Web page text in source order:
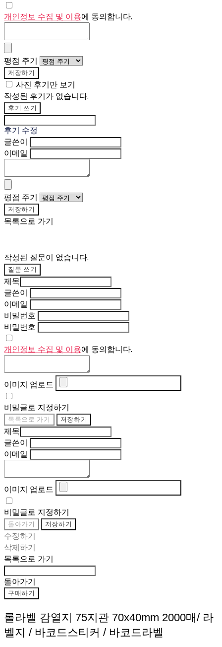
개인정보 수집 및 이용에 동의합니다.
평점 주기
저장하기
사진 후기만 보기
작성된 후기가 없습니다.
후기 쓰기
후기 수정
글쓴이
이메일
평점 주기
저장하기
목록으로 가기
작성된 질문이 없습니다.
질문 쓰기
제목
글쓴이
이메일
비밀번호
비밀번호
개인정보 수집 및 이용에 동의합니다.
이미지 업로드
비밀글로 지정하기
목록으로 가기 저장하기
제목
글쓴이
이메일
이미지 업로드
비밀글로 지정하기
돌아가기 저장하기
수정하기
삭제하기
목록으로 가기
돌아가기
구매하기
롤라벨 감열지 75지관 70x40mm 2000매/ 라
벨지 / 바코드스티커 / 바코드라벨